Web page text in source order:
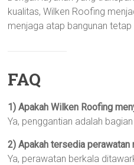
kualitas, Wilken Roofing
menjaga atap bangunan tetap
FAQ
1) Apakah Wilken Roofing
Ya, penggantian adalah
2) Apakah tersedia perawatan
Ya, perawatan berkala